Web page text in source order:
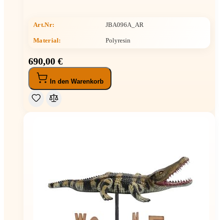
Art.Nr: JBA096A_AR
Material: Polyresin
690,00 €
In den Warenkorb